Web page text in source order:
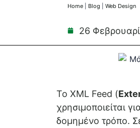
Home Blog |Web Design
26
Το XML Feed (
χρησιμοποιείται
δομημένο τρόπο.